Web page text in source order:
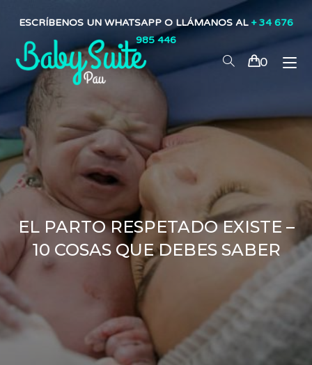
ESCRÍBENOS UN WHATSAPP O LLÁMANOS AL + 34 676
985 446
0
EL PARTO RESPETADO EXISTE –
10 COSAS QUE DEBES SABER